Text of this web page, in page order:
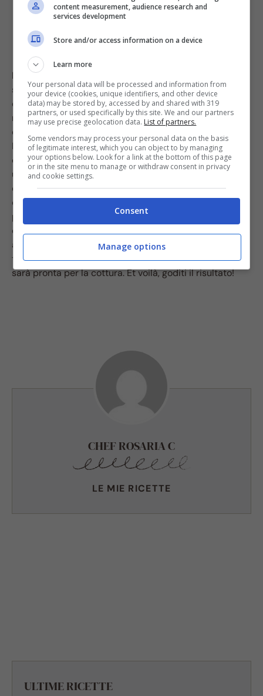
Hai mai sentito parlare del metodo del sale?
semplice trucchetto ci farà cuocere la carne a regola
d’arte! Tutto ciò che dovrai fare è semplicemente
mettere le fettine di carne in una teglia abbastanza
capiente e cospargere ogni fettina con del sale grosso.
Lasciamo a questo punto la carne sotto sale per
qualche ora. Più ore resta sotto sale, più il risultato sarà
una carne morbida e succosa. Di fatti questo metodo
con il sale permette alla carne di sprigionare l’acqua
contenuta e di trattenere solo i grassi e le proprie
proteine. Quando sarà poi il momento di metterla a
cottura, basterà sciacquare la fettina di carne sotto
acqua corrente per eliminare i residui di sale e
tamponare poi per bene per asciugarla. Dopodiché
sarà pronta per la cottura. Et voilà, goditi il risultato!
CHEF ROSARIA C
LE MIE RICETTE
ULTIME RICETTE
content measurement, audience research and
services development
Store and/or access information on a device
Learn more
Your personal data will be processed and information from
your device (cookies, unique identifiers, and other device
data) may be stored by, accessed by and shared with 319
partners, or used specifically by this site. We and our partners
may use precise geolocation data. List of partners.
Some vendors may process your personal data on the basis
of legitimate interest, which you can object to by managing
your options below. Look for a link at the bottom of this page
or in the site menu to manage or withdraw consent in privacy
and cookie settings.
Consent
Manage options